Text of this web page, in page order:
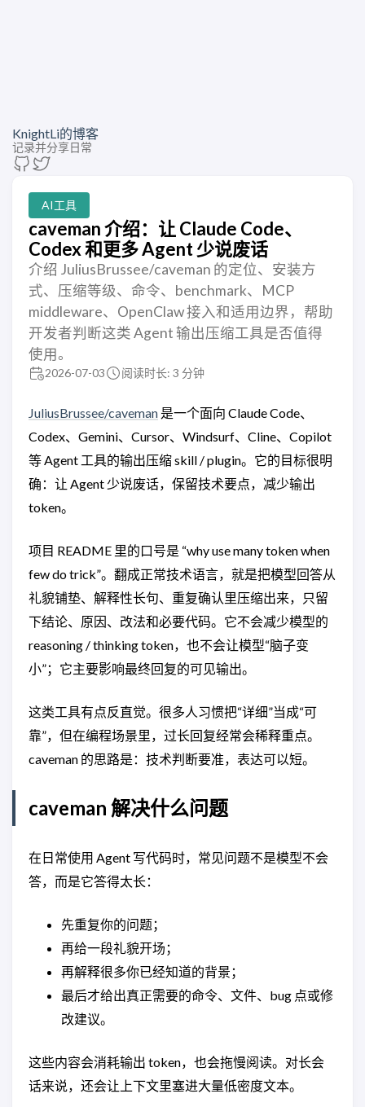
KnightLi的博客
记录并分享日常
AI工具
caveman 介绍：让 Claude Code、
Codex 和更多 Agent 少说废话
介绍 JuliusBrussee/caveman 的定位、安装方
式、压缩等级、命令、benchmark、MCP
middleware、OpenClaw 接入和适用边界，帮助
开发者判断这类 Agent 输出压缩工具是否值得
使用。
2026-07-03 阅读时长: 3 分钟
JuliusBrussee/caveman 是一个面向 Claude Code、
Codex、Gemini、Cursor、Windsurf、Cline、Copilot
等 Agent 工具的输出压缩 skill / plugin。它的目标很明
确：让 Agent 少说废话，保留技术要点，减少输出
token。
项目 README 里的口号是 “why use many token when
few do trick”。翻成正常技术语言，就是把模型回答从
礼貌铺垫、解释性长句、重复确认里压缩出来，只留
下结论、原因、改法和必要代码。它不会减少模型的
reasoning / thinking token，也不会让模型“脑子变
小”；它主要影响最终回复的可见输出。
这类工具有点反直觉。很多人习惯把“详细”当成“可
靠”，但在编程场景里，过长回复经常会稀释重点。
caveman 的思路是：技术判断要准，表达可以短。
caveman 解决什么问题
在日常使用 Agent 写代码时，常见问题不是模型不会
答，而是它答得太长：
先重复你的问题；
再给一段礼貌开场；
再解释很多你已经知道的背景；
最后才给出真正需要的命令、文件、bug 点或修
改建议。
这些内容会消耗输出 token，也会拖慢阅读。对长会
话来说，还会让上下文里塞进大量低密度文本。